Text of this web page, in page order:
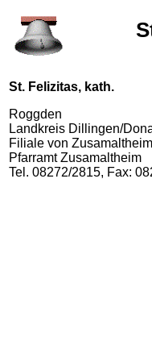
St. Felizitas, kath.
Roggden
Landkreis Dillingen/
Filiale von Zusamaltheim
Pfarramt Zusamaltheim
Tel. 08272/2815, Fax: